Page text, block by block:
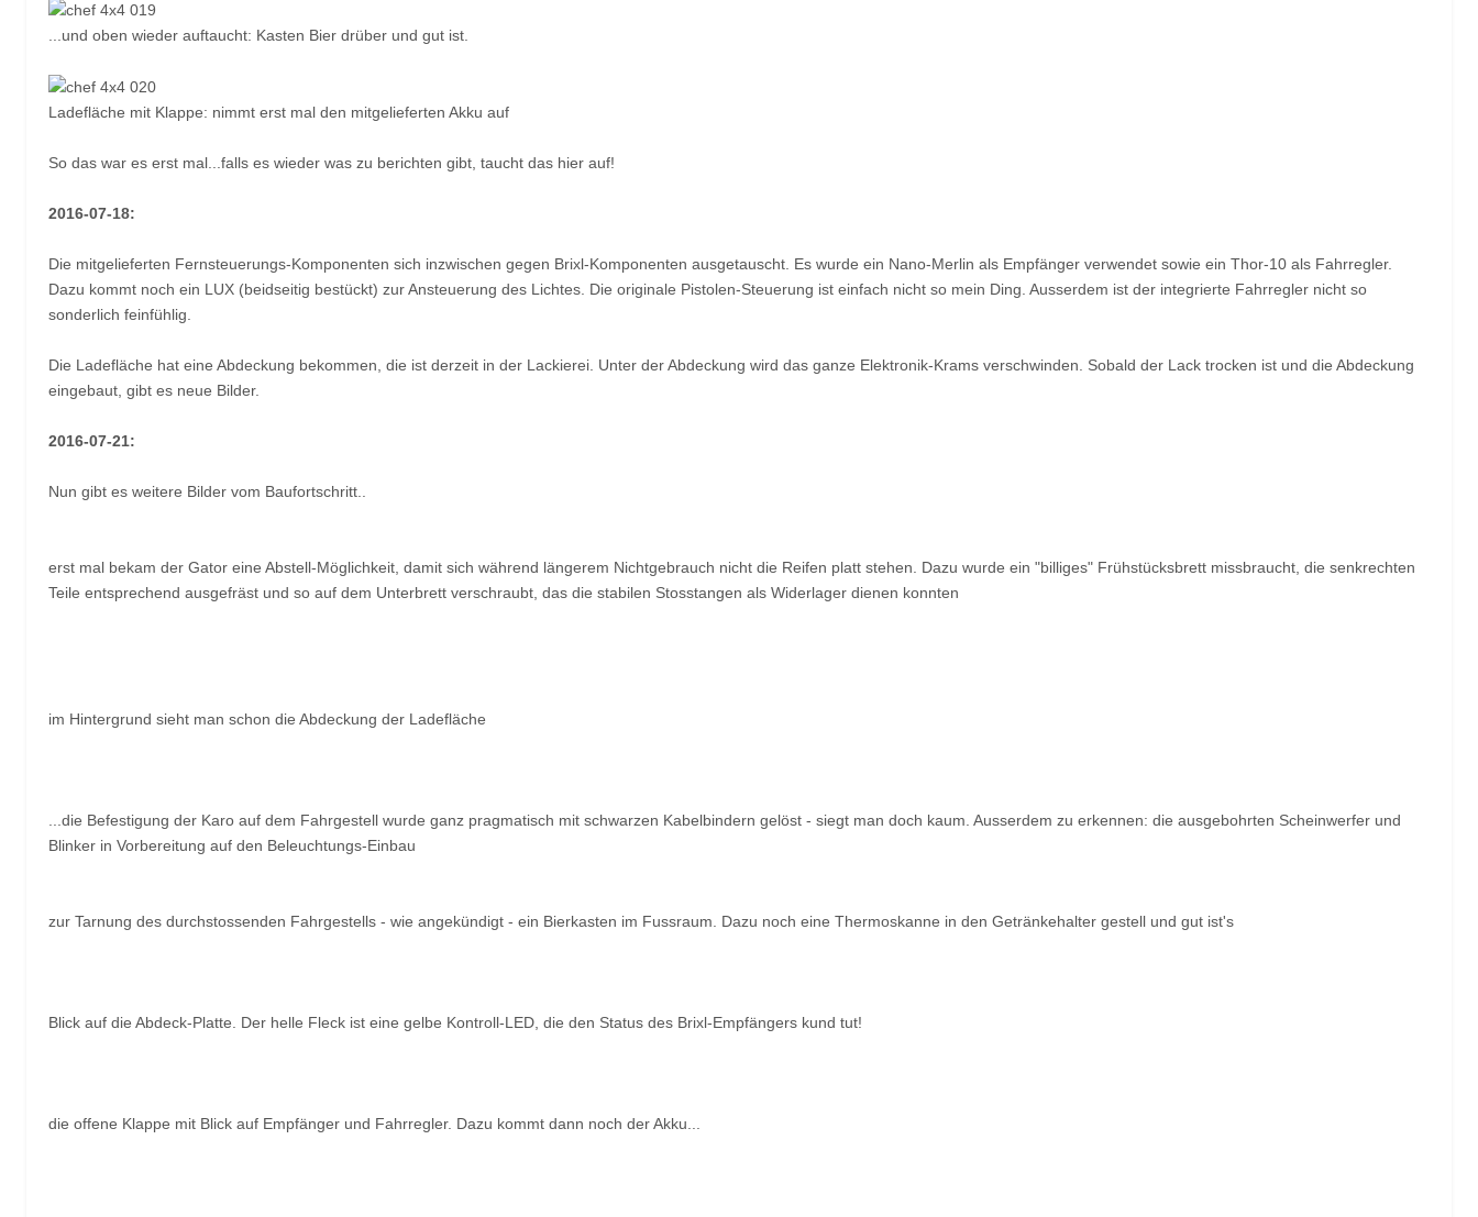
...und oben wieder auftaucht: Kasten Bier drüber und gut ist.
Ladefläche mit Klappe: nimmt erst mal den mitgelieferten Akku auf
So das war es erst mal...falls es wieder was zu berichten gibt, taucht das hier auf!
2016-07-18:
Die mitgelieferten Fernsteuerungs-Komponenten sich inzwischen gegen Brixl-Komponenten ausgetauscht. Es wurde ein Nano-Merlin als Empfänger verwendet sowie ein Thor-10 als Fahrregler.
Dazu kommt noch ein LUX (beidseitig bestückt) zur Ansteuerung des Lichtes. Die originale Pistolen-Steuerung ist einfach nicht so mein Ding. Ausserdem ist der integrierte Fahrregler nicht so
sonderlich feinfühlig.
Die Ladefläche hat eine Abdeckung bekommen, die ist derzeit in der Lackierei. Unter der Abdeckung wird das ganze Elektronik-Krams verschwinden. Sobald der Lack trocken ist und die Abdeckung
eingebaut, gibt es neue Bilder.
2016-07-21:
Nun gibt es weitere Bilder vom Baufortschritt..
erst mal bekam der Gator eine Abstell-Möglichkeit, damit sich während längerem Nichtgebrauch nicht die Reifen platt stehen. Dazu wurde ein "billiges" Frühstücksbrett missbraucht, die senkrechten
Teile entsprechend ausgefräst und so auf dem Unterbrett verschraubt, das die stabilen Stosstangen als Widerlager dienen konnten
im Hintergrund sieht man schon die Abdeckung der Ladefläche
...die Befestigung der Karo auf dem Fahrgestell wurde ganz pragmatisch mit schwarzen Kabelbindern gelöst - siegt man doch kaum. Ausserdem zu erkennen: die ausgebohrten Scheinwerfer und
Blinker in Vorbereitung auf den Beleuchtungs-Einbau
zur Tarnung des durchstossenden Fahrgestells - wie angekündigt - ein Bierkasten im Fussraum. Dazu noch eine Thermoskanne in den Getränkehalter gestell und gut ist's
Blick auf die Abdeck-Platte. Der helle Fleck ist eine gelbe Kontroll-LED, die den Status des Brixl-Empfängers kund tut!
die offene Klappe mit Blick auf Empfänger und Fahrregler. Dazu kommt dann noch der Akku...